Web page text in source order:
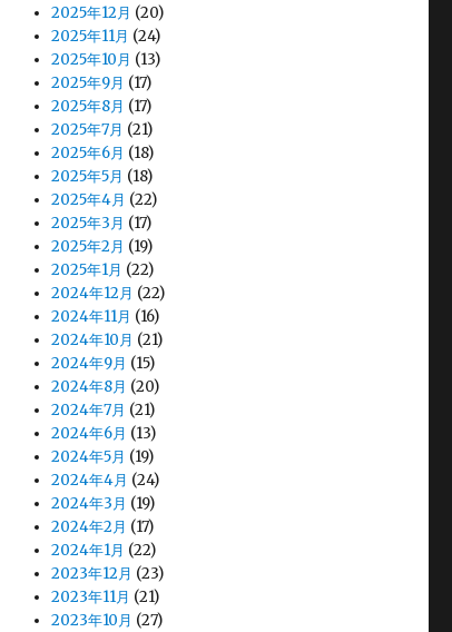
2025年12月 (20)
2025年11月 (24)
2025年10月 (13)
2025年9月 (17)
2025年8月 (17)
2025年7月 (21)
2025年6月 (18)
2025年5月 (18)
2025年4月 (22)
2025年3月 (17)
2025年2月 (19)
2025年1月 (22)
2024年12月 (22)
2024年11月 (16)
2024年10月 (21)
2024年9月 (15)
2024年8月 (20)
2024年7月 (21)
2024年6月 (13)
2024年5月 (19)
2024年4月 (24)
2024年3月 (19)
2024年2月 (17)
2024年1月 (22)
2023年12月 (23)
2023年11月 (21)
2023年10月 (27)